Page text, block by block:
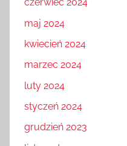
czerwiec 2024
maj 2024
kwiecień 2024
marzec 2024
luty 2024
styczeń 2024
grudzień 2023